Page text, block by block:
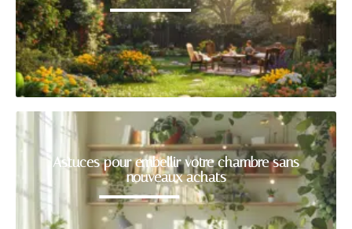
Astuces pour embellir votre chambre sans
nouveaux achats